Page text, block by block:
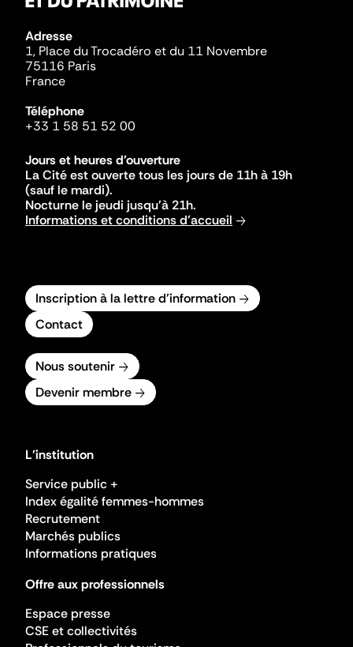
Adresse
1, Place du Trocadéro et du 11 Novembre
75116 Paris
France
Téléphone
+33 1 58 51 52 00
Jours et heures d'ouverture
La Cité est ouverte tous les jours de 11h à 19h
(sauf le mardi).
Nocturne le jeudi jusqu'à 21h.
Informations et conditions d'accueil
Inscription à la lettre d'information
Contact
Nous soutenir
Devenir membre
L'institution
Service public +
Index égalité femmes-hommes
Recrutement
Marchés publics
Informations pratiques
Offre aux professionnels
Espace presse
CSE et collectivités